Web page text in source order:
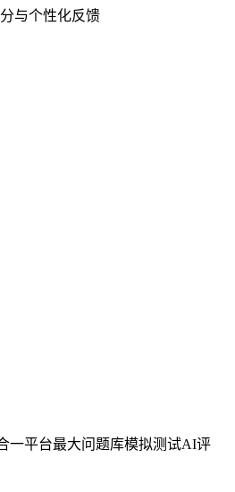
与个性化反馈
一平台最大问题库模拟测试AI评